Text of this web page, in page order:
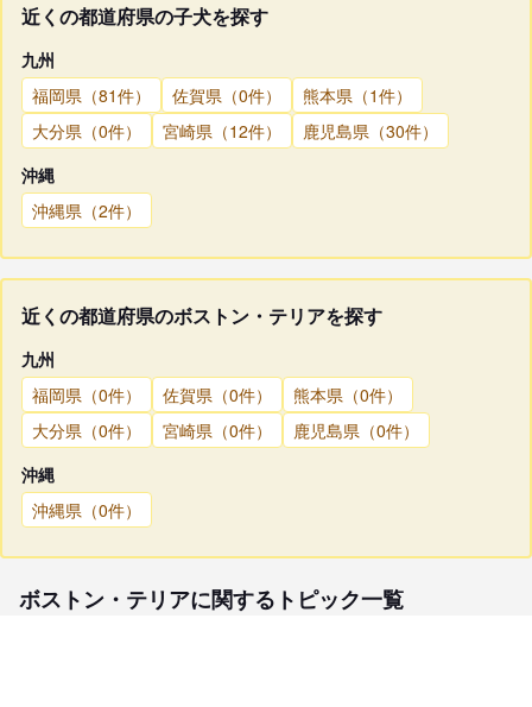
近くの都道府県の子犬を探す
九州
福岡県（81件）
佐賀県（0件）
熊本県（1件）
大分県（0件）
宮崎県（12件）
鹿児島県（30件）
沖縄
沖縄県（2件）
近くの都道府県のボストン・テリアを探す
九州
福岡県（0件）
佐賀県（0件）
熊本県（0件）
大分県（0件）
宮崎県（0件）
鹿児島県（0件）
沖縄
沖縄県（0件）
ボストン・テリアに関するトピック一覧